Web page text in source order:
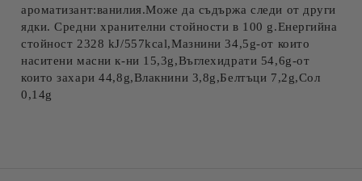
ароматизант:ванилия.Може да съдържа следи от други
ядки. Средни хранителни стойности в 100 g.Енергийна
стойност 2328 kJ/557kcal,Мазнини 34,5g-от които
наситени масни к-ни 15,3g,Въглехидрати 54,6g-от
които захари 44,8g,Влакнини 3,8g,Белтъци 7,2g,Сол
0,14g